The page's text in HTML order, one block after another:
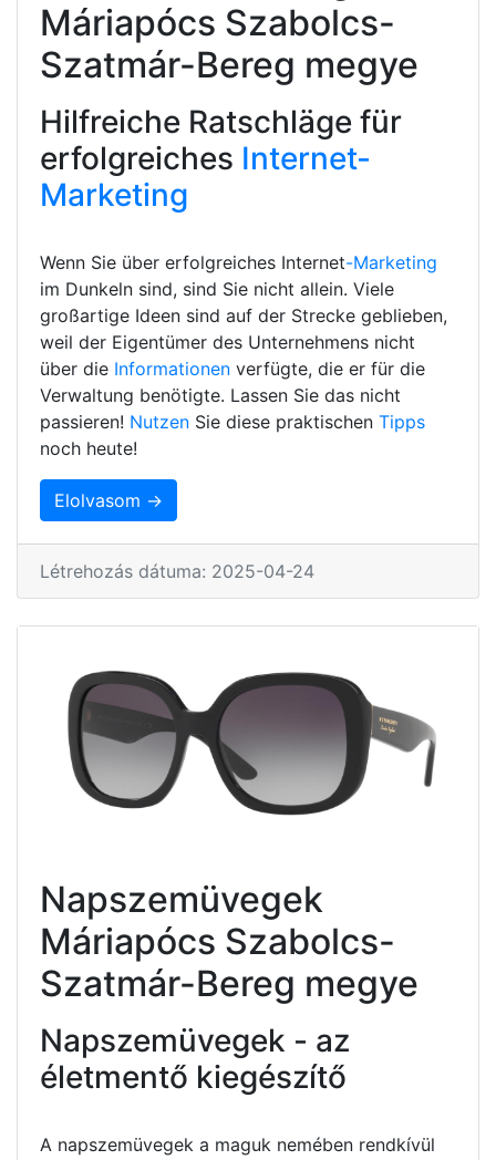
Máriapócs Szabolcs-
Szatmár-Bereg megye
Hilfreiche Ratschläge für
erfolgreiches Internet-
Marketing
Wenn Sie über erfolgreiches Internet-Marketing
im Dunkeln sind, sind Sie nicht allein. Viele
großartige Ideen sind auf der Strecke geblieben,
weil der Eigentümer des Unternehmens nicht
über die Informationen verfügte, die er für die
Verwaltung benötigte. Lassen Sie das nicht
passieren! Nutzen Sie diese praktischen Tipps
noch heute!
Elolvasom →
Létrehozás dátuma: 2025-04-24
Napszemüvegek
Máriapócs Szabolcs-
Szatmár-Bereg megye
Napszemüvegek - az
életmentő kiegészítő
A napszemüvegek a maguk nemében rendkívül